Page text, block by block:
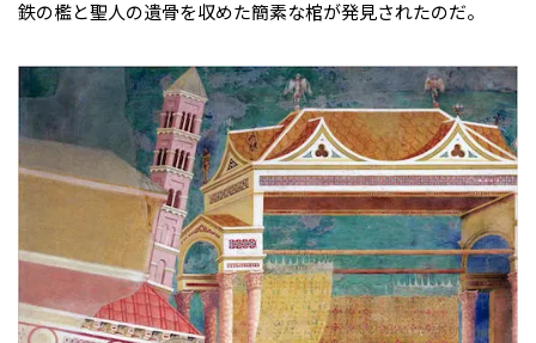
鉄の檻と聖人の遺骨を収めた簡素な棺が発見されたのだ。